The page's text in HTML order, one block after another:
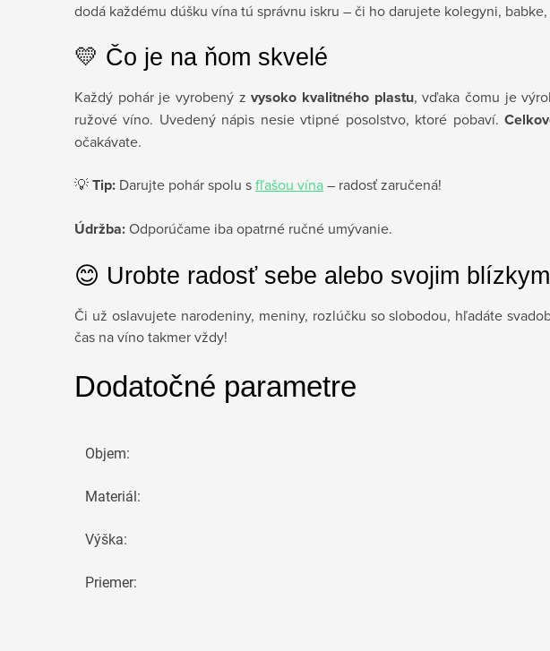
dodá každému dúšku vína tú správnu iskru – či ho darujete kolegyni,
💛 Čo je na ňom skvelé
Každý pohár je vyrobený zvysoko kvalitného plastu, vďaka čomu je
ružové víno. Uvedený nápis nesie vtipné posolstvo, ktoré pobaví.
očakávate.
💡Tip: Darujte pohár spolu sfľašou vína– radosť zaručená!
Údržba:Odporúčame iba opatrné ručné umývanie.
😊 Urobte radosť sebe alebo svojim blízkym
Či už oslavujete narodeniny, meniny, rozlúčku so slobodou, hľadáte
čas na víno takmer vždy!
Dodatočné parametre
Objem:
Materiál:
Výška:
Priemer: